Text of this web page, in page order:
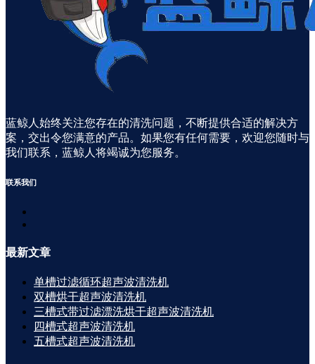
蓝鲸人始终关注您存在的清洗问题，不断提供合适的解决方
案，交出令您满意的产品。如果您有任何需要，欢迎您随时与
我们联系，蓝鲸人将竭诚为您服务。
联系我们
最新文章
单槽过滤循环超声波清洗机
双槽烘干超声波清洗机
三槽式带过滤漂洗烘干超声波清洗机
四槽式超声波清洗机
五槽式超声波清洗机